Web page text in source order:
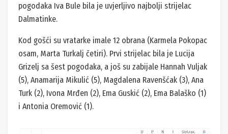
pogodaka Iva Bule bila je uvjerljivo najbolji strijelac
Dalmatinke.
Kod gošći su vratarke imale 12 obrana (Karmela Pokopac
osam, Marta Turkalj četiri). Prvi strijelac bila je Lucija
Grizelj sa šest pogodaka, a još su zabijale Hannah Vuljak
(5), Anamarija Mikulić (5), Magdalena Ravenšćak (3), Ana
Turk (2), Ivona Mrđen (2), Ema Guskić (2), Ema Balaško (1)
i Antonia Oremović (1).